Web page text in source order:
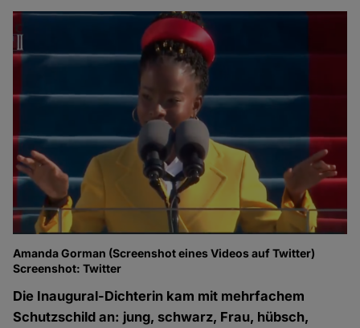
Amanda Gorman (Screenshot eines Videos auf Twitter)
Screenshot: Twitter
Die Inaugural-Dichterin kam mit mehrfachem
Schutzschild an: jung, schwarz, Frau, hübsch,